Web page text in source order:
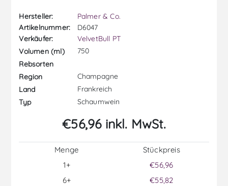
Hersteller:
Palmer & Co.
Artikelnummer:
D6047
Verkäufer:
VelvetBull PT
Volumen (ml)
750
Rebsorten
Region
Champagne
Land
Frankreich
Typ
Schaumwein
€56,96 inkl. MwSt.
Menge
1+
6+
Stückpreis
€56,96
€55,82